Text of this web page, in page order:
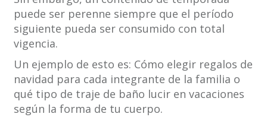
puede ser perenne siempre que el período
siguiente pueda ser consumido con total
vigencia.
Un ejemplo de esto es: Cómo elegir regalos de
navidad para cada integrante de la familia o
qué tipo de traje de baño lucir en vacaciones
según la forma de tu cuerpo.